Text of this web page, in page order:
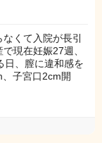
くて入院が長引
現在妊娠27週、
日、膣に違和感を
子宮口2cm開